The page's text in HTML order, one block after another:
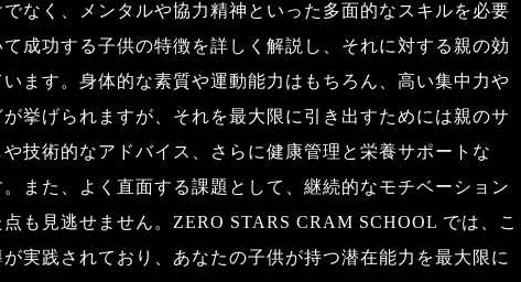
なく、メンタルや協力精神といった多面的なスキルを必要
成功する子供の特徴を詳しく解説し、それに対する親の効
ます。身体的な素質や運動能力はもちろん、高い集中力や
挙げられますが、それを最大限に引き出すためには親のサ
技術的なアドバイス、さらに健康管理と栄養サポートな
また、よく直面する課題として、継続的なモチベーション
も見逃せません。ZERO STARS CRAM SCHOOL では、こ
実践されており、あなたの子供が持つ潜在能力を最大限に